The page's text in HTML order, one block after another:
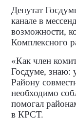
Депутат
канале в
возможности,
Комплексного
«Как член
Госдуме, знаю:
Району
необходимо
помогал
в КРСТ.